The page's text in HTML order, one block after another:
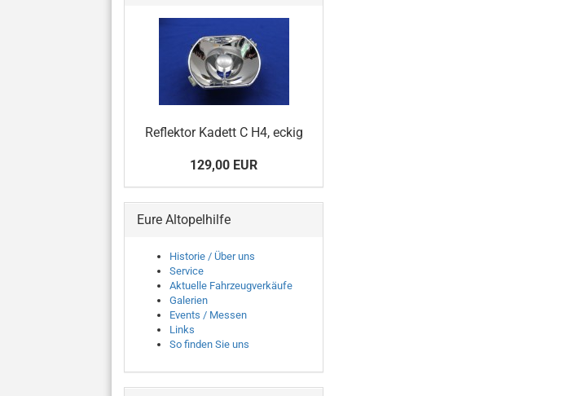
Reflektor Kadett C H4, eckig
129,00 EUR
Eure Altopelhilfe
Historie / Über uns
Service
Aktuelle Fahrzeugverkäufe
Galerien
Events / Messen
Links
So finden Sie uns